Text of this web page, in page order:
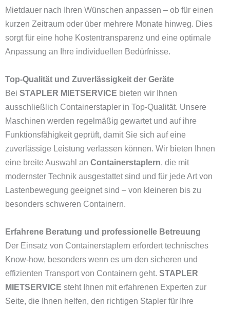
Mietdauer nach Ihren Wünschen anpassen – ob für einen
kurzen Zeitraum oder über mehrere Monate hinweg. Dies
sorgt für eine hohe Kostentransparenz und eine optimale
Anpassung an Ihre individuellen Bedürfnisse.
Top-Qualität und Zuverlässigkeit der Geräte
Bei STAPLER MIETSERVICE bieten wir Ihnen
ausschließlich Containerstapler in Top-Qualität. Unsere
Maschinen werden regelmäßig gewartet und auf ihre
Funktionsfähigkeit geprüft, damit Sie sich auf eine
zuverlässige Leistung verlassen können. Wir bieten Ihnen
eine breite Auswahl an Containerstaplern, die mit
modernster Technik ausgestattet sind und für jede Art von
Lastenbewegung geeignet sind – von kleineren bis zu
besonders schweren Containern.
Erfahrene Beratung und professionelle Betreuung
Der Einsatz von Containerstaplern erfordert technisches
Know-how, besonders wenn es um den sicheren und
effizienten Transport von Containern geht. STAPLER
MIETSERVICE steht Ihnen mit erfahrenen Experten zur
Seite, die Ihnen helfen, den richtigen Stapler für Ihre